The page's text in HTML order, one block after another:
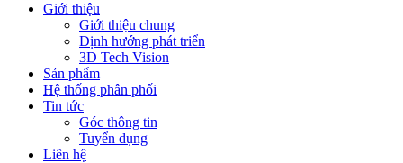
Giới thiệu
Giới thiệu chung
Định hướng phát triển
3D Tech Vision
Sản phẩm
Hệ thống phân phối
Tin tức
Góc thông tin
Tuyển dụng
Liên hệ